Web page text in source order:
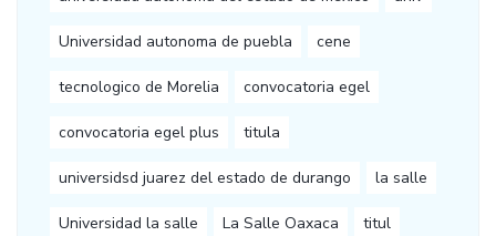
Universidad autonoma de puebla cene
tecnologico de Morelia convocatoria egel
convocatoria egel plus titula
universidsd juarez del estado de durango la salle
Universidad la salle La Salle Oaxaca titul